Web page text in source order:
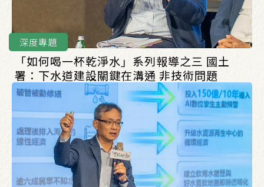
深度專題
「如何喝一杯乾淨水」系列報導之三 國土
署：下水道建設關鍵在溝通 非技術問題